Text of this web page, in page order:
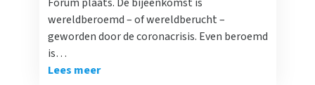
wereldberoemd – of wereldberucht –
geworden door de coronacrisis. Even beroemd
is…
Lees meer